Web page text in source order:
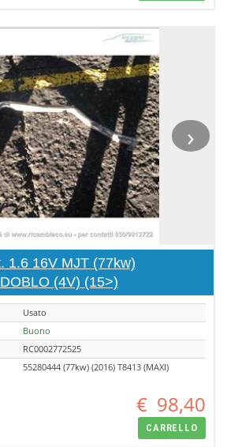
›
1.6 16V MJT (77kw)
(4V) (15>)
Usato
Buono
RC0002772525
55280444 (77kw) (2016) T8413 (MAXI)
€ 98,40
CARRELLO